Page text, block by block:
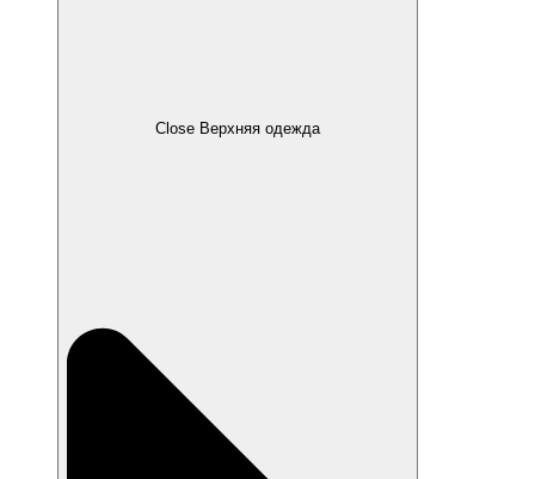
Close Верхняя одежда